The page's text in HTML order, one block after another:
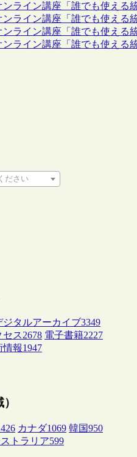
ライン講座「誰でも使える
ライン講座「誰でも使える
ライン講座「誰でも使える
ライン講座「誰でも使える
ださい
ジタルアーカイブ3349
セス2678 電子書籍2227
情報1947
カナダ1069 韓国950
トラリア599